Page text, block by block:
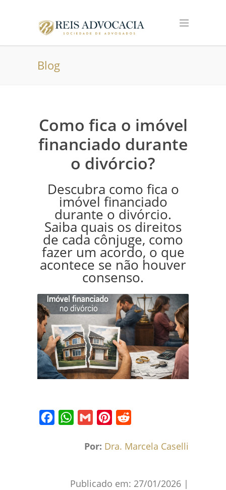
Blog
Como fica o imóvel
financiado durante
o divórcio?
Descubra como fica o
imóvel financiado
durante o divórcio.
Saiba quais os direitos
de cada cônjuge, como
fazer um acordo, o que
acontece se não houver
consenso.
FacebookWhatsApp
Gmail Pinterest
Por: Dra. Marcela Caselli
Publicado em: 27/01/2026 |